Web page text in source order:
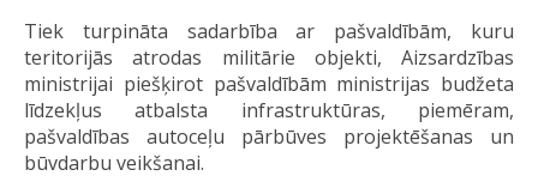
Tiek turpināta sadarbība ar pašvaldībām, kuru
teritorijās atrodas militārie objekti, Aizsardzības
ministrijai piešķirot pašvaldībām ministrijas budžeta
līdzekļus atbalsta infrastruktūras, piemēram,
pašvaldības autoceļu pārbūves projektēšanas un
būvdarbu veikšanai.